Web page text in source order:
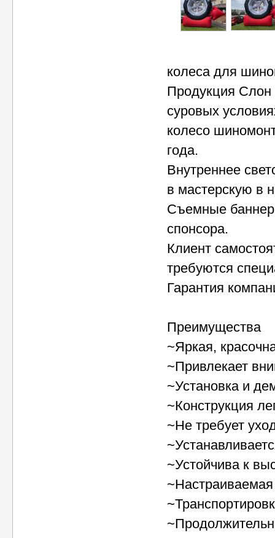
колеса для
Продукция Слон
суровых
колесо
года.
Внутреннее
в мастерскую в
Съемные
спонсора.
Клиент
требуются
Гарантия
Преимущества
~Яркая,
~Привлекает
~Установка и
~Конструкция
~Не требует
~Устойчива к